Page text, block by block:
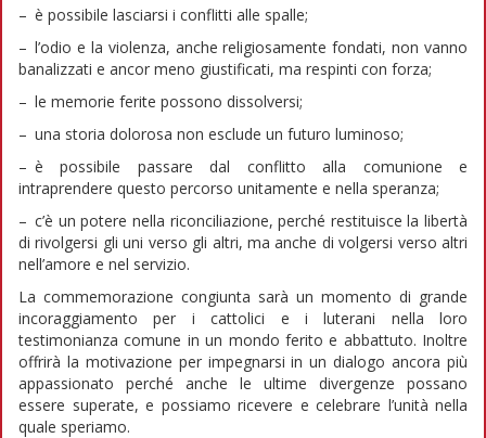
– è possibile lasciarsi i conflitti alle spalle;
– l’odio e la violenza, anche religiosamente fondati, non vanno
banalizzati e ancor meno giustificati, ma respinti con forza;
– le memorie ferite possono dissolversi;
– una storia dolorosa non esclude un futuro luminoso;
– è possibile passare dal conflitto alla comunione e
intraprendere questo percorso unitamente e nella speranza;
– c’è un potere nella riconciliazione, perché restituisce la libertà
di rivolgersi gli uni verso gli altri, ma anche di volgersi verso altri
nell’amore e nel servizio.
La commemorazione congiunta sarà un momento di grande
incoraggiamento per i cattolici e i luterani nella loro
testimonianza comune in un mondo ferito e abbattuto. Inoltre
offrirà la motivazione per impegnarsi in un dialogo ancora più
appassionato perché anche le ultime divergenze possano
essere superate, e possiamo ricevere e celebrare l’unità nella
quale speriamo.